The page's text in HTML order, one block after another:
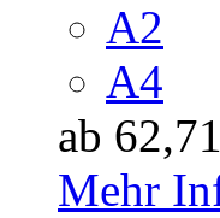
A2
A4
ab
Mehr